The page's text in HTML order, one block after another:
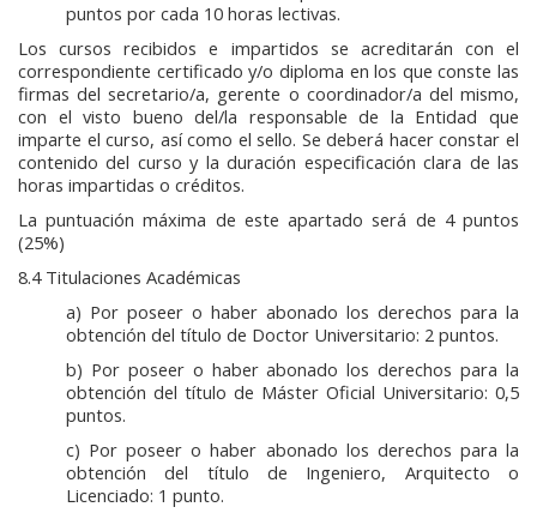
puntos por cada 10 horas lectivas.
Los cursos recibidos e impartidos se acreditarán con el
correspondiente certificado y/o diploma en los que conste las
firmas del secretario/a, gerente o coordinador/a del mismo,
con el visto bueno del/la responsable de la Entidad que
imparte el curso, así como el sello. Se deberá hacer constar el
contenido del curso y la duración especificación clara de las
horas impartidas o créditos.
La puntuación máxima de este apartado será de 4 puntos
(25%)
8.4 Titulaciones Académicas
a) Por poseer o haber abonado los derechos para la
obtención del título de Doctor Universitario: 2 puntos.
b) Por poseer o haber abonado los derechos para la
obtención del título de Máster Oficial Universitario: 0,5
puntos.
c) Por poseer o haber abonado los derechos para la
obtención del título de Ingeniero, Arquitecto o
Licenciado: 1 punto.